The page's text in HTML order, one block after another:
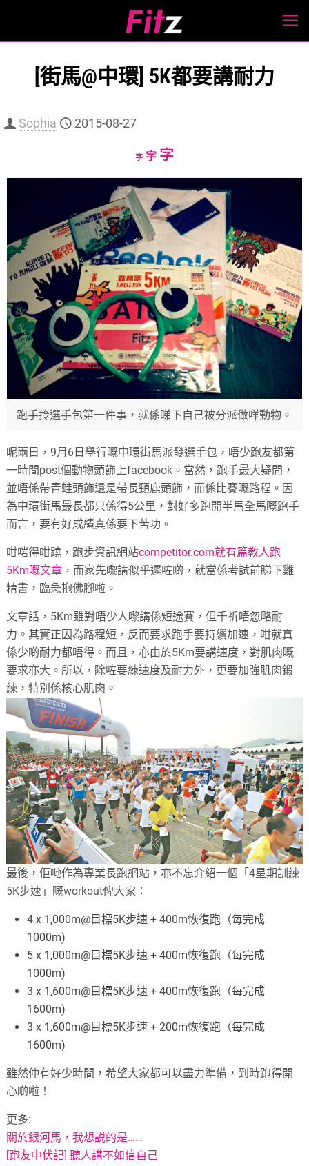
[街馬@中環] 5K都要講耐力
Sophia 2015-08-27
字Decrease
size.
字Reset
size.
字Increase
size.
跑手拎選手包第一件事，就係睇下自己被分派做咩動物。
呢兩日，9月6日舉行嘅中環街馬派發選手包，唔少跑友都第
一時間post個動物頭飾上facebook。當然，跑手最大疑問，
並唔係帶青蛙頭飾還是帶長頸鹿頭飾，而係比賽嘅路程。因
為中環街馬最長都只係得5公里，對好多跑開半馬全馬嘅跑手
而言，要有好成績真係要下苦功。
咁啱得咁蹺，跑步資訊網站competitor.com就有篇教人跑
5Km嘅文章 ，而家先嚟講似乎遲咗啲，就當係考試前睇下雞
精書，臨急抱佛腳啦。
文章話，5Km雖對唔少人嚟講係短途賽，但千祈唔忽略耐
力。其實正因為路程短，反而要求跑手要持續加速，咁就真
係少啲耐力都唔得。而且，亦由於5Km要講速度，對肌肉嘅
要求亦大。所以，除咗要練速度及耐力外，更要加強肌肉鍛
練，特別係核心肌肉。
最後，佢哋作為專業長跑網站，亦不忘介紹一個「4星期訓練
5K步速」嘅workout俾大家：
4 x 1,000m@目標5K步速 + 400m恢復跑（每完成
1000m)
5 x 1,000m@目標5K步速 + 400m恢復跑（每完成
1000m)
3 x 1,600m@目標5K步速 + 400m恢復跑（每完成
1600m)
3 x 1,600m@目標5K步速 + 200m恢復跑（每完成
1600m)
雖然仲有好少時間，希望大家都可以盡力準備，到時跑得開
心啲啦！
更多:
關於銀河馬，我想説的是……
[跑友中伏記] 聽人講不如信自己